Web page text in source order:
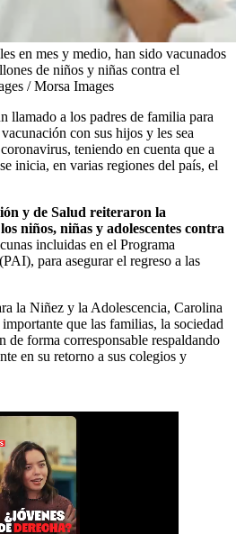
en mes y medio, han sido vacunados
de niños y niñas contra el
/ Morsa Images
llamado a los padres de familia para
con sus hijos y les sea
teniendo en cuenta que a
inicia, en varias regiones del país, el
y de Salud reiteraron la
niños, niñas y adolescentes contra
incluidas en el Programa
para asegurar el regreso a las
la Niñez y la Adolescencia, Carolina
que las familias, la sociedad
de forma corresponsable respaldando
en su retorno a sus colegios y